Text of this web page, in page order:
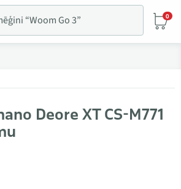
0
Deore XT CS-M771